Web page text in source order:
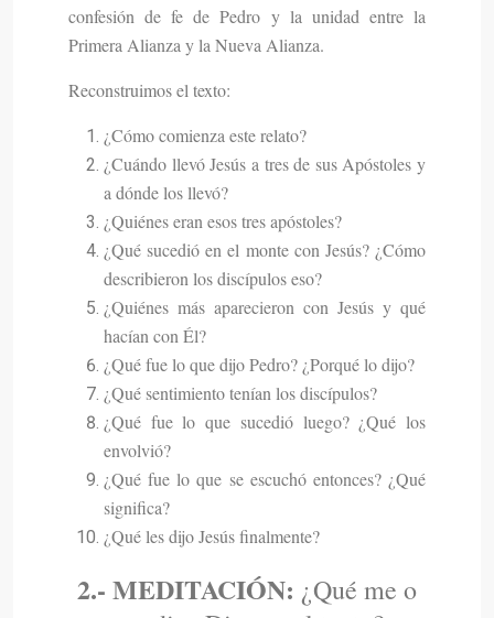
confesión de fe de Pedro y la unidad entre la
Primera Alianza y la Nueva Alianza.
Reconstruimos el texto:
¿Cómo comienza este relato?
¿Cuándo llevó Jesús a tres de sus Apóstoles y
a dónde los llevó?
¿Quiénes eran esos tres apóstoles?
¿Qué sucedió en el monte con Jesús? ¿Cómo
describieron los discípulos eso?
¿Quiénes más aparecieron con Jesús y qué
hacían con Él?
¿Qué fue lo que dijo Pedro? ¿Porqué lo dijo?
¿Qué sentimiento tenían los discípulos?
¿Qué fue lo que sucedió luego? ¿Qué los
envolvió?
¿Qué fue lo que se escuchó entonces? ¿Qué
significa?
¿Qué les dijo Jesús finalmente?
2.- MEDITACIÓN: ¿Qué me o